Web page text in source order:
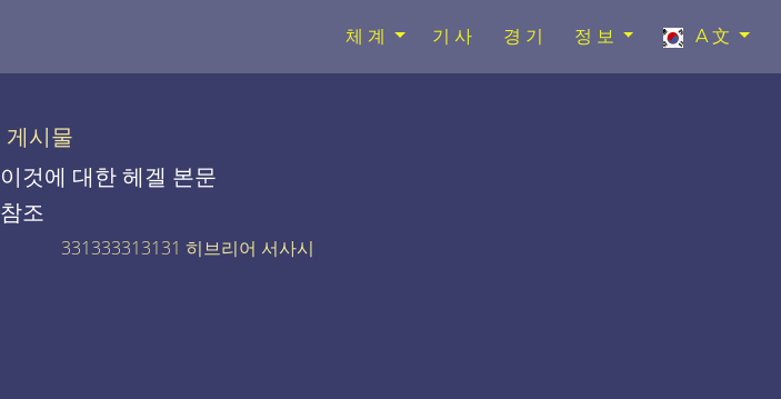
체계 기사 경기 정보 A文
게시물
이것에 대한 헤겔 본문
참조
331333313131 히브리어 서사시